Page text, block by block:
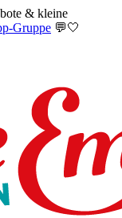
& kleine
Gruppe 💬🤍